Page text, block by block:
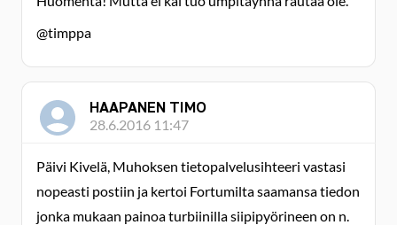
@timppa
HAAPANEN TIMO
28.6.2016 11:47
Päivi Kivelä, Muhoksen tietopalvelusihteeri vastasi
nopeasti postiin ja kertoi Fortumilta saamansa tiedon
jonka mukaan painoa turbiinilla siipipyörineen on n.